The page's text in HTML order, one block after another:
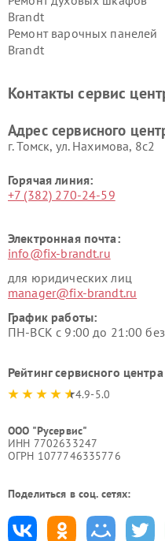
Brandt
Ремонт варочных панелей
Brandt
Контакты сервис
Адрес сервисного
г. Томск, ул. Нахимова, 8с2
Горячая линия:
+7 (382) 270-24-59
Электронная почта:
info@fix-brandt.ru
для юридических лиц
manager@fix-brandt.ru
График работы:
ПН-ВСК с 9:00 до 21:00
Рейтинг сервисного центра
4.9-5.0
ООО "Русервис"
ИНН 7702633247
ОГРН 1077746335776
Поделиться в соц. сетях: